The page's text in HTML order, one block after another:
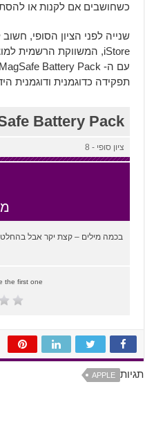
כשחושבים אם לקנות או
שנייה לפני הציון הסופי,
תפקידה כדוגמנית ודוגמנית
Battery Pack
ציון סופי - 8
בכמה מילים – קצת יקר אבל
the first one !
תגיות APPLE